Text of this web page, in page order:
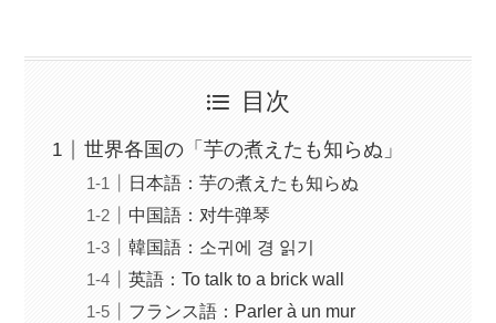
目次
世界各国の「芋の煮えたも知らぬ」
日本語：芋の煮えたも知らぬ
中国語：对牛弹琴
韓国語：소귀에 경 읽기
英語：To talk to a brick wall
フランス語：Parler à un mur